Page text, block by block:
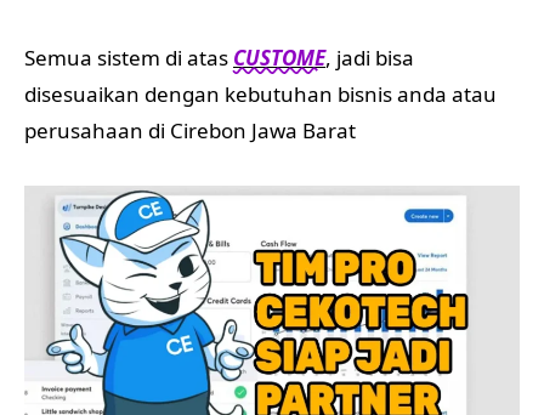
Semua sistem di atas CUSTOME, jadi bisa
disesuaikan dengan kebutuhan bisnis anda atau
perusahaan di Cirebon Jawa Barat